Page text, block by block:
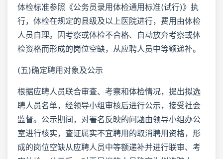
体检标准参照《公务员录用体检通用标准(试行)》执
行，体检在规定的县级及以上医院进行，费用由体检
人员自理。因考察或体检不合格、自动放弃考察或体
检资格而形成的岗位空缺，从应聘人员中等额递补。
(五)确定聘用对象及公示
根据应聘人员联合审查、考察和体检情况，提出拟选
聘人员名单，经领导小组审核后进行公示，接受社会
监督。公示期间，对署名反映的问题由领导小组办公
室进行核实，查证属实不宜聘用的取消聘用资格，形
成的岗位空缺从应聘人员中等额递补并进行联审、考